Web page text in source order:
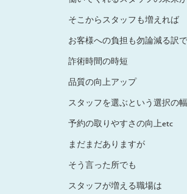
そこからスタッフも増えれば
お客様への負担も勿論減る訳で
詐術時間の時短
品質の向上アップ
スタッフを選ぶという選択の幅
予約の取りやすさの向上etc
まだまだありますが
そう言った所でも
スタッフが増える職場は